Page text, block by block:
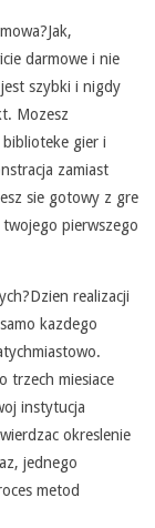
darmowe i nie
szybki i nigdy
Mozesz
gier i
zamiast
sie gotowy z gre
pierwszego
realizacji
kazdego
trzech miesiace
instytucja
okreslenie
jednego
metod